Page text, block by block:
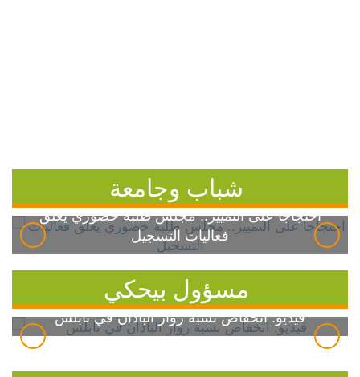
شباب وجامعة
احتجاجاً على التمييز.. مجلس طلبة خضوري يعلق
فعاليات التسجيل
مسؤول بيحكي
فيديو: انخفاض نسبة زوار الباذان في نابلس